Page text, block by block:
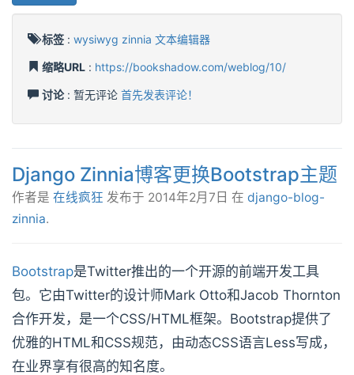
标签 : wysiwyg zinnia 文本编辑器
缩略URL : https://bookshadow.com/weblog/10/
讨论: 暂无评论 首先发表评论！
Django Zinnia博客更换Bootstrap主题
作者是 在线疯狂 发布于 2014年2月7日 在 django-blog-
zinnia.
Bootstrap是Twitter推出的一个开源的前端开发工具
包。它由Twitter的设计师Mark Otto和Jacob Thornton
合作开发，是一个CSS/HTML框架。Bootstrap提供了
优雅的HTML和CSS规范，由动态CSS语言Less写成，
在业界享有很高的知名度。